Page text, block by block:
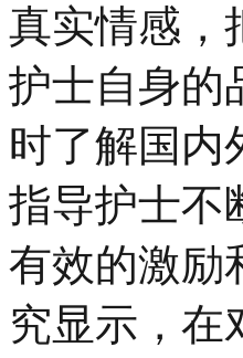
真实情感，
护士自身的
时了解国内
指导护士不
有效的激励
究显示，在